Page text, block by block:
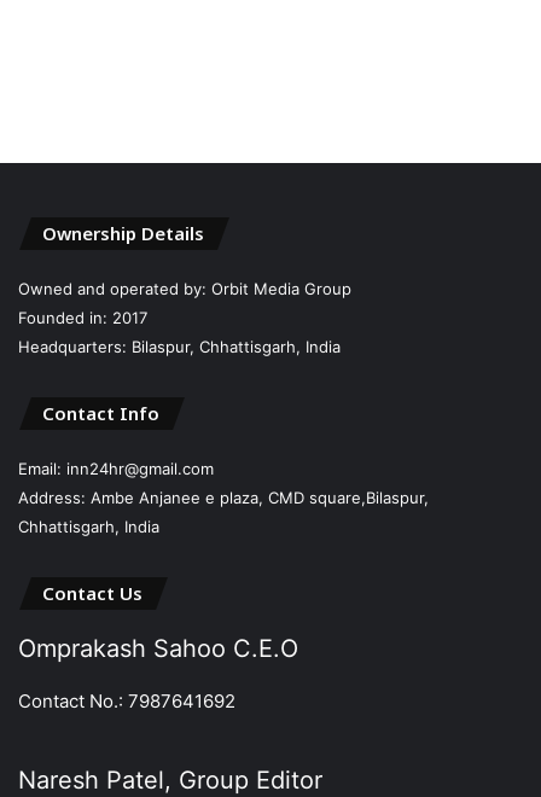
Ownership Details
Owned and operated by: Orbit Media Group
Founded in: 2017
Headquarters: Bilaspur, Chhattisgarh, India
Contact Info
Email: inn24hr@gmail.com
Address: Ambe Anjanee e plaza, CMD square,Bilaspur,
Chhattisgarh, India
Contact Us
Omprakash Sahoo C.E.O
Contact No.: 7987641692
Naresh Patel, Group Editor